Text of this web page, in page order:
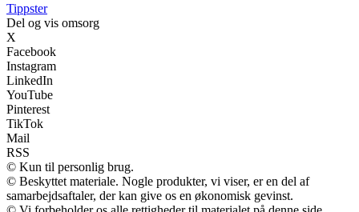
Tippster
Del og vis omsorg
X
Facebook
Instagram
LinkedIn
YouTube
Pinterest
TikTok
Mail
RSS
© Kun til personlig brug.
© Beskyttet materiale. Nogle produkter, vi viser, er en del af
samarbejdsaftaler, der kan give os en økonomisk gevinst.